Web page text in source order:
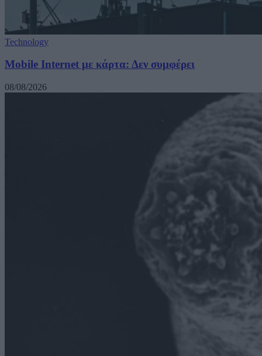
Technology
Mobile Internet με κάρτα: Δεν συμφέρει
08/08/2026